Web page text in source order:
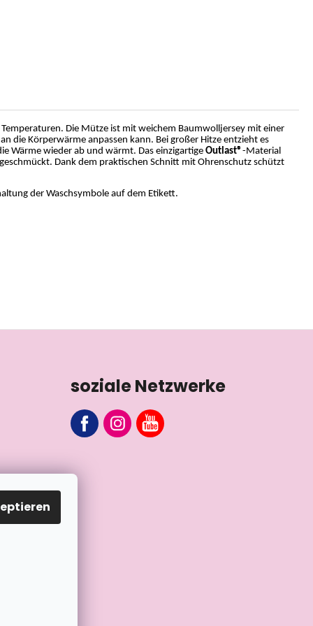
Die Mütze ist mit weichem Baumwolljersey mit einer
die Körperwärme anpassen kann. Bei großer Hitze entzieht es
Wärme wieder ab und wärmt. Das einzigartige Outlast®-Material
Dank dem praktischen Schnitt mit Ohrenschutz schützt
der Waschsymbole auf dem Etikett.
soziale Netzwerke